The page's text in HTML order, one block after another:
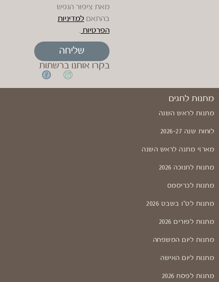
מאת ציפור הנפש
בהתאם למדיניות
הפרטיות .
שליחה
בקרו אותנו ברשתות
מתנות לחגים
מתנות לראש השנה
לוחות שנה 2026-27
מארזי מתנה לראש השנה
מתנות לחנוכה 2026
מתנות לכריסמס
מתנות לט"ו בשבט 2026
מתנות לפורים 2026
מתנות ליום המשפחה
מתנות ליום האישה
מתנות לפסח 2026